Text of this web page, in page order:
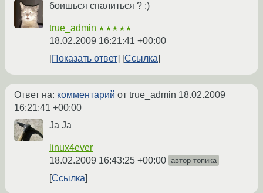
боишься спалиться ? :)
true_admin ★★★★★
18.02.2009 16:21:41 +00:00
Показать ответ
Ссылка
Ответ на: комментарий от true_admin 18.02.2009
16:21:41 +00:00
Ja Ja
linux4ever
18.02.2009 16:43:25 +00:00 автор топика
Ссылка